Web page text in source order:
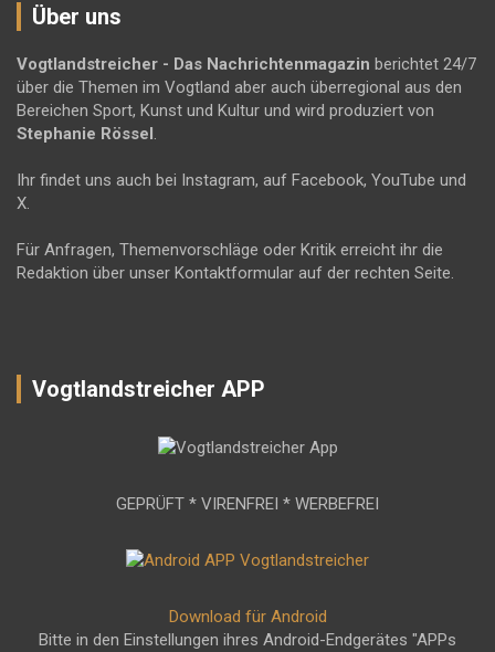
Über uns
Vogtlandstreicher - Das Nachrichtenmagazin berichtet 24/7
über die Themen im Vogtland aber auch überregional aus den
Bereichen Sport, Kunst und Kultur und wird produziert von
Stephanie Rössel .
Ihr findet uns auch bei Instagram, auf Facebook, YouTube und
X.
Für Anfragen, Themenvorschläge oder Kritik erreicht ihr die
Redaktion über unser Kontaktformular auf der rechten Seite.
Vogtlandstreicher APP
GEPRÜFT * VIRENFREI * WERBEFREI
Download für Android
Bitte in den Einstellungen ihres Android-Endgerätes "APPs